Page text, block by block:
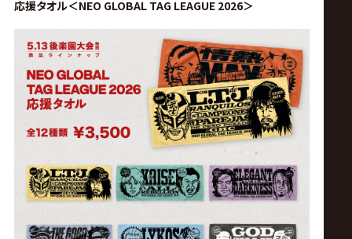
応援タオル＜NEO GLOBAL TAG LEAGUE 2026＞